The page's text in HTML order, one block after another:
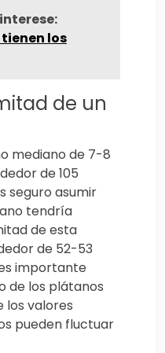
los
de un
mediano de 7-8
de 105
seguro asumir
tendría
de esta
de 52-53
importante
de los plátanos
los valores
pueden fluctuar